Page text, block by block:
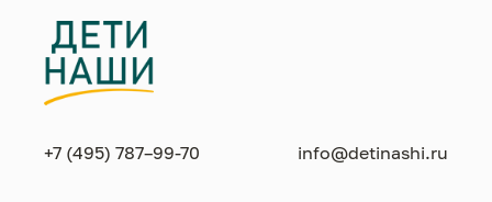
+7 (495) 787–99-70 info@detinashi.ru